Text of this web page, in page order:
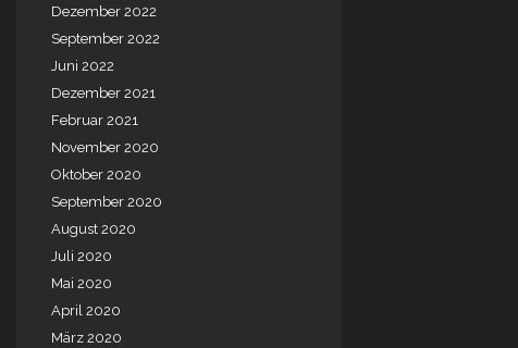
Dezember 2022
September 2022
Juni 2022
Dezember 2021
Februar 2021
November 2020
Oktober 2020
September 2020
August 2020
Juli 2020
Mai 2020
April 2020
März 2020